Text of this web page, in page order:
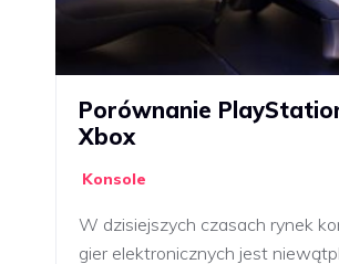
Porównanie
Xbox
Konsole
W dzisiejszych czasach rynek
gier elektronicznych jest